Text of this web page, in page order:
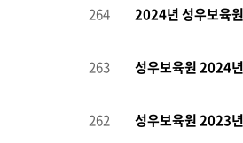
264 2024년 성우보육
263 성우보육원 2024
262 성우보육원 2023